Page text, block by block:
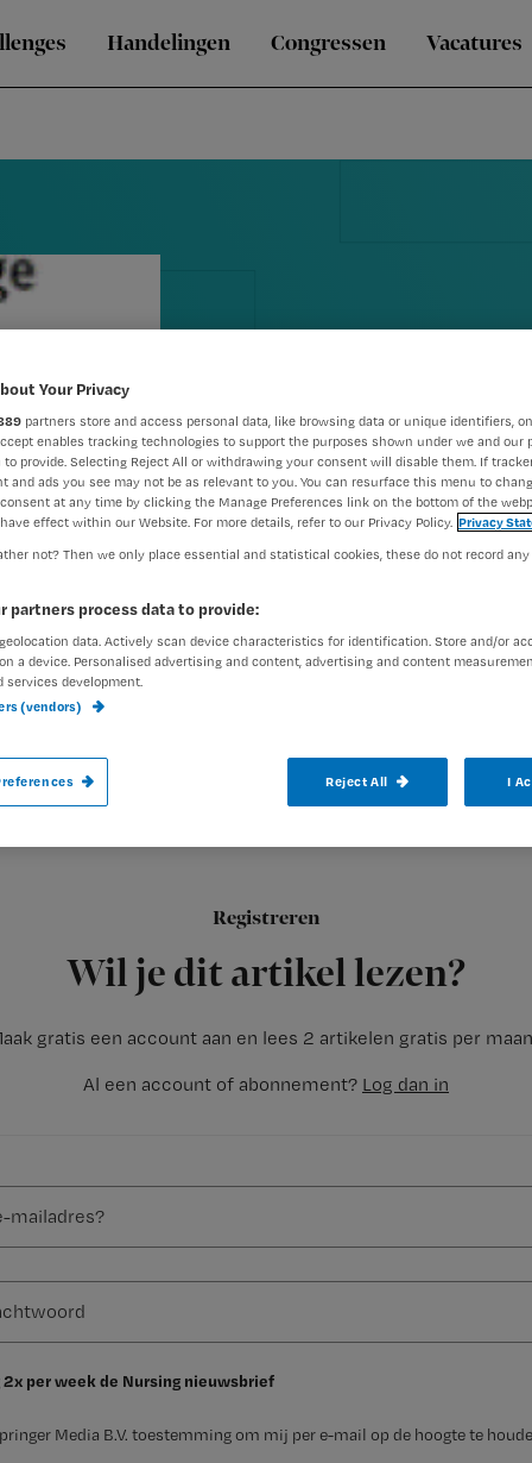
Handelingen Congressen Vacatures
Dé dag voor
Auteur:
Registreren
Wil je dit artikel lezen?
gratis een account aan en lees 2 artikelen gratis per
Al een account of abonnement? Log dan in
2x per week de Nursing nieuwsbrief
Media B.V. toestemming om mij per e-mail op de hoogte te
Scherp je kennis en vaardigheden aan
Your Privacy
partners store and access personal data, like browsing data or unique identifiers,
enables tracking technologies to support the purposes shown under we and our
to provide. Selecting Reject All or withdrawing your consent will disable them. If
and ads you see may not be as relevant to you. You can resurface this menu to
at any time by clicking the Manage Preferences link on the bottom of the
effect within our Website. For more details, refer to our Privacy Policy. Privacy
not? Then we only place essential and statistical cookies, these do not record
partners process data to provide:
data. Actively scan device characteristics for identification. Store and/or
a device. Personalised advertising and content, advertising and content
services development.
(vendors)
Reject All I